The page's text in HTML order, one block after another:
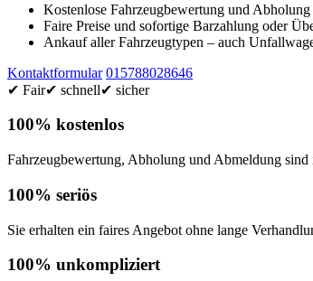
Kostenlose Fahrzeugbewertung und
Faire Preise und sofortige Barzahlung oder
Ankauf aller Fahrzeugtypen – auch
Kontaktformular 015788028646
✔ Fair✔ schnell✔ sicher
100% kostenlos
Fahrzeugbewertung, Abholung und Abmeldung
100% seriös
Sie erhalten ein faires Angebot ohne lange
100% unkompliziert